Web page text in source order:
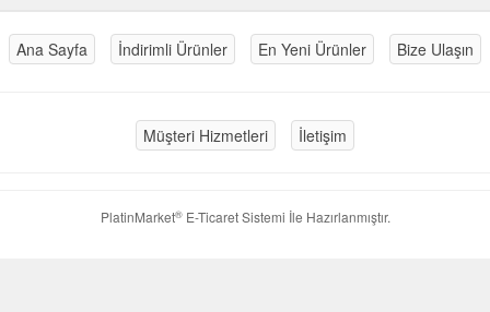
Ana Sayfa İndirimli Ürünler En Yeni Ürünler Bize Ulaşın
Müşteri Hizmetleri İletişim
PlatinMarket®E-Ticaret Sistemi İle Hazırlanmıştır.